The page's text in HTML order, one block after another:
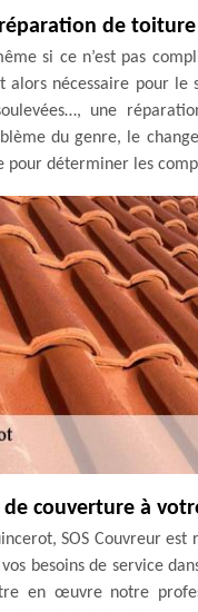
de toiture
si ce n’est pas
nécessaire pour le
une
du genre, le
pour déterminer les
couverture à
SOS Couvreur
besoins de service
en œuvre notre